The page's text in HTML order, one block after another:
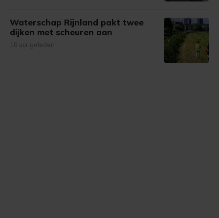
Waterschap Rijnland pakt twee
dijken met scheuren aan
10 uur geleden